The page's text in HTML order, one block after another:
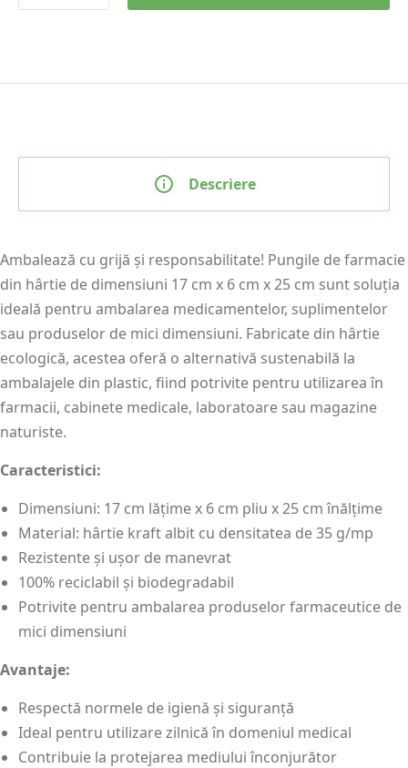
Descriere
Ambalează cu grijă și responsabilitate! Pungile de farmacie
din hârtie de dimensiuni 17 cm x 6 cm x 25 cm sunt soluția
ideală pentru ambalarea medicamentelor, suplimentelor
sau produselor de mici dimensiuni. Fabricate din hârtie
ecologică, acestea oferă o alternativă sustenabilă la
ambalajele din plastic, fiind potrivite pentru utilizarea în
farmacii, cabinete medicale, laboratoare sau magazine
naturiste.
Caracteristici:
Dimensiuni: 17 cm lățime x 6 cm pliu x 25 cm înălțime
Material: hârtie kraft albit cu densitatea de 35 g/mp
Rezistente și ușor de manevrat
100% reciclabil și biodegradabil
Potrivite pentru ambalarea produselor farmaceutice de
mici dimensiuni
Avantaje:
Respectă normele de igienă și siguranță
Ideal pentru utilizare zilnică în domeniul medical
Contribuie la protejarea mediului înconjurător